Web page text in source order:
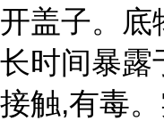
开盖子。底
长时间暴露
接触,有毒